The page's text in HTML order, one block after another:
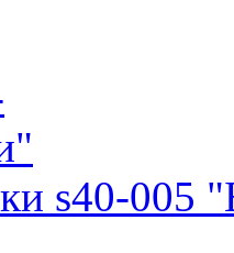
s40-005